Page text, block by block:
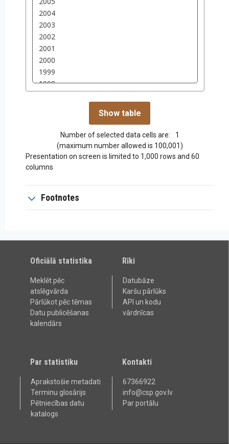
Number of selected data cells are:
1
(maximum number allowed is 100,001)
Presentation on screen is limited to 1,000 rows and 60
columns
Footnotes
Oficiālā statistika
Meklēt pēc
atslēgvārda
Pārlūkot pēc tēmas
Datu publicēšanas
kalendārs
Rīki
Datubāze
Karšu pārlūks
API un kodu
vārdnīcas
Par statistiku
Aprakstošie metadati
Terminu glosārijs
Pētniecības datu
katalogs
Kontakti
67366922
info@csp.gov.lv
Par portālu